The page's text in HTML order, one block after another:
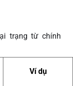
trạng từ chính
Ví dụ